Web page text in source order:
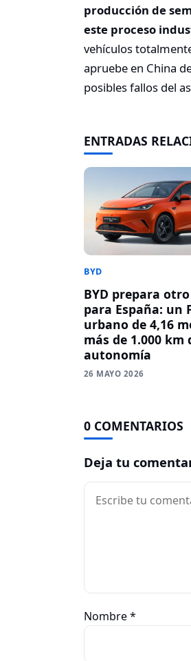
producción de
este proceso
vehículos
apruebe en China
posibles fallos del
ENTRADAS
BYD
BYD prepara
para España: un
urbano de 4,16
más de 1.000 km
autonomía
26 MAYO 2026
0 COMENTARIOS
Deja tu
Comentario
Nombre*